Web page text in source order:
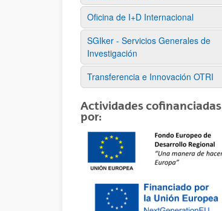
Oficina de I+D Internacional
SGIker - Servicios Generales de
Investigación
Transferencia e Innovación OTRI
Actividades cofinanciadas
por: